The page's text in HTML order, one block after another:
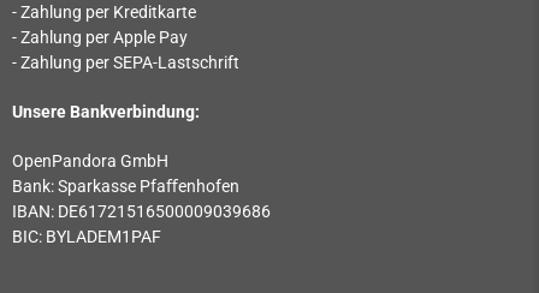
- Zahlung per Kreditkarte
- Zahlung per Apple Pay
- Zahlung per SEPA-Lastschrift
Unsere Bankverbindung:
OpenPandora GmbH
Bank: Sparkasse Pfaﬀenhofen
IBAN: DE61721516500009039686
BIC: BYLADEM1PAF